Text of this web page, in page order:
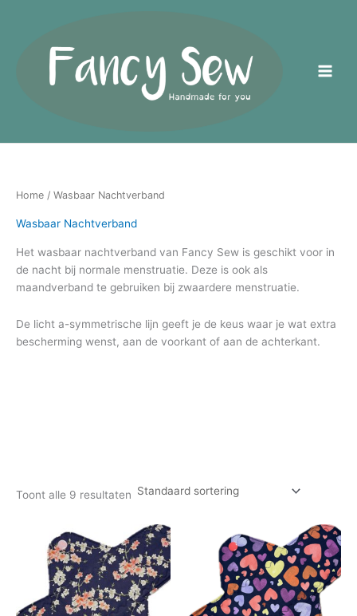
Home / Wasbaar Nachtverband
Wasbaar Nachtverband
Het wasbaar nachtverband van Fancy Sew is geschikt voor in
de nacht bij normale menstruatie. Deze is ook als
maandverband te gebruiken bij zwaardere menstruatie.
De licht a-symmetrische lijn geeft je de keus waar je wat extra
bescherming wenst, aan de voorkant of aan de achterkant.
Toont alle 9 resultaten